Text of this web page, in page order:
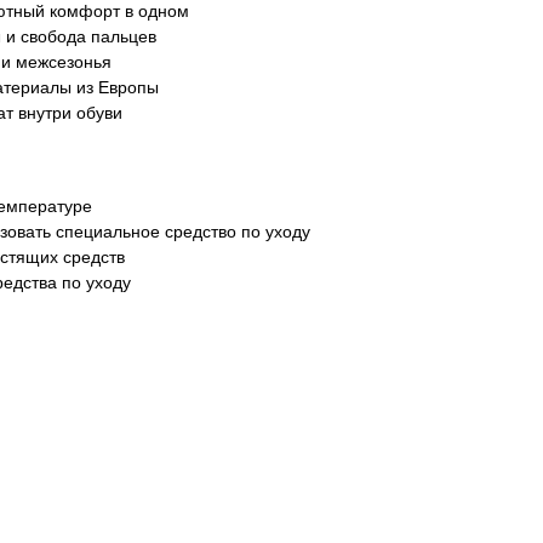
комфорт в одном
свобода пальцев
межсезонья
из Европы
внутри обуви
специальное средство по уходу
средств
по уходу